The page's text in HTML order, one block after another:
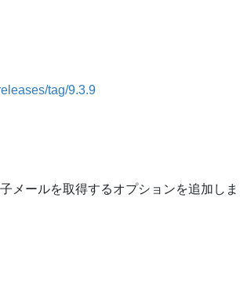
tag/9.3.9
メールを取得するオプションを追加し